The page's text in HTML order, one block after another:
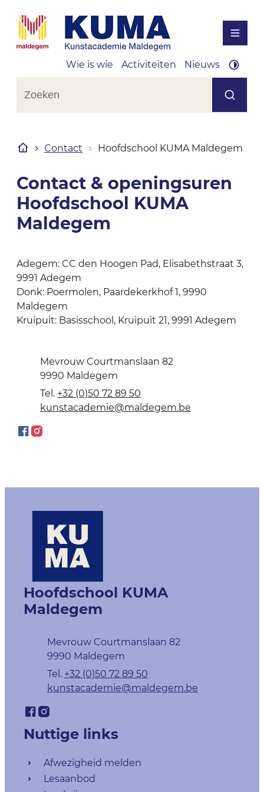
Naar inhoud
KUMA Kunstacademie Maldegem
Wie is wie Activiteiten Nieuws
Hoog
Zoeken
Menu
Startpagina
Contact Hoofdschool KUMA Maldegem
Contact & openingsuren
Hoofdschool KUMA
Maldegem
Adegem: CC den Hoogen Pad, Elisabethstraat 3,
9991 Adegem
Donk: Poermolen, Paardekerkhof 1, 9990
Maldegem
Kruipuit: Basisschool, Kruipuit 21, 9991 Adegem
AdresMevrouw Courtmanslaan 82
,9990 Maldegem
+32 (0)50 72 89 50
E-mailkunstacademie@maldegem.be
Facebook
Instagram
Contact & openingsuren
Hoofdschool KUMA
Maldegem
AdresMevrouw Courtmanslaan 82
,9990 Maldegem
+32 (0)50 72 89 50
E-mailkunstacademie@maldegem.be
Facebook
Instagram
Nuttige links
Afwezigheid melden
Lesaanbod